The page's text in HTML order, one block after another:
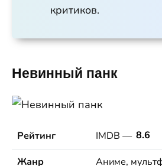
критиков.
Невинный панк
Рейтинг IMDB — 8.6
Жанр
Аниме,